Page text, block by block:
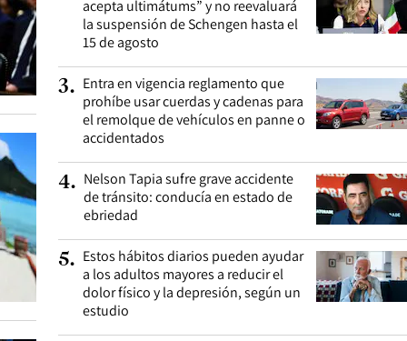
acepta ultimátums” y no reevaluará
la suspensión de Schengen hasta el
15 de agosto
3. Entra en vigencia reglamento que
prohíbe usar cuerdas y cadenas para
el remolque de vehículos en panne o
accidentados
4. Nelson Tapia sufre grave accidente
de tránsito: conducía en estado de
ebriedad
5. Estos hábitos diarios pueden ayudar
a los adultos mayores a reducir el
dolor físico y la depresión, según un
estudio